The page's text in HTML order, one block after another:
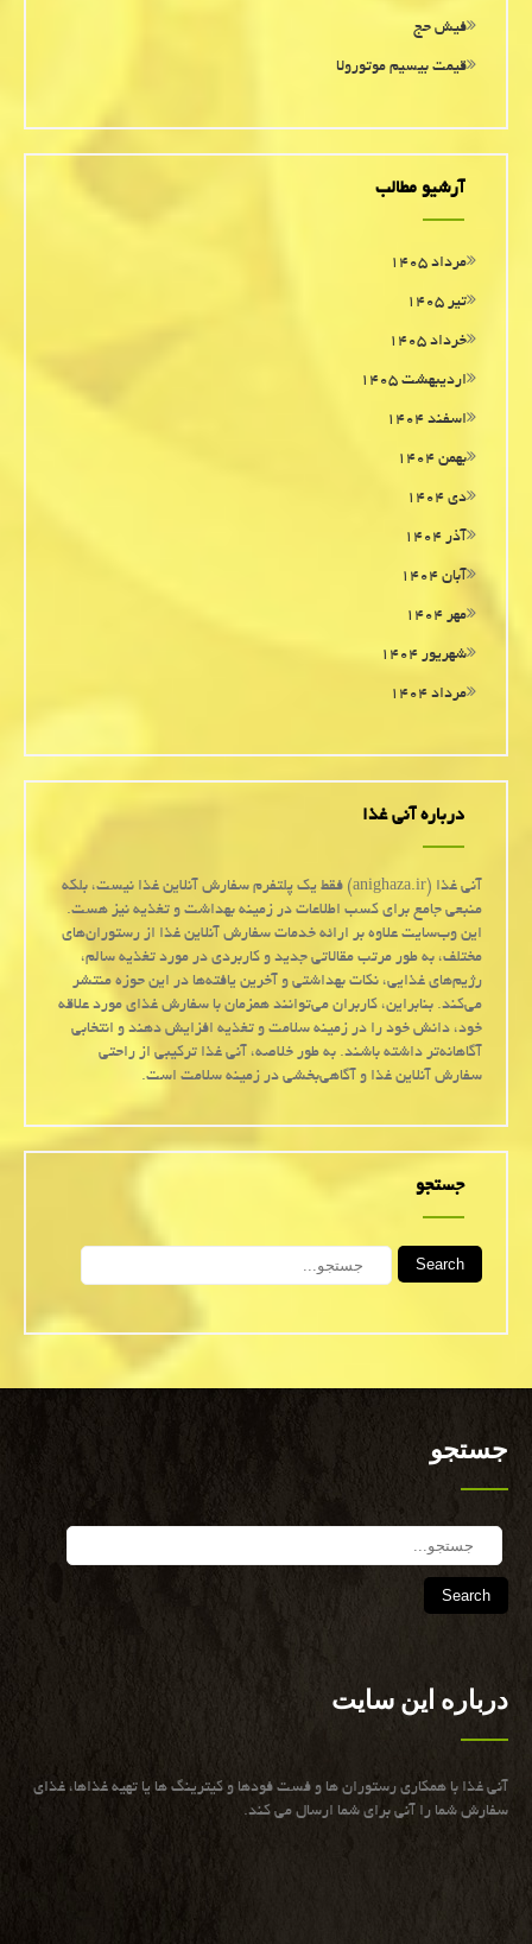
فیش حج
قیمت بیسیم موتورولا
آرشیو مطالب
مرداد ۱۴۰۵
تیر ۱۴۰۵
خرداد ۱۴۰۵
اردیبهشت ۱۴۰۵
اسفند ۱۴۰۴
بهمن ۱۴۰۴
دی ۱۴۰۴
آذر ۱۴۰۴
آبان ۱۴۰۴
مهر ۱۴۰۴
شهریور ۱۴۰۴
مرداد ۱۴۰۴
درباره آنی غذا
آنی غذا (anighaza.ir) فقط یک پلتفرم سفارش آنلاین غذا نیست، بلکه
منبعی جامع برای کسب اطلاعات در زمینه بهداشت و تغذیه نیز هست.
این وب‌سایت علاوه بر ارائه خدمات سفارش آنلاین غذا از رستوران‌های
مختلف، به طور مرتب مقالاتی جدید و کاربردی در مورد تغذیه سالم،
رژیم‌های غذایی، نکات بهداشتی و آخرین یافته‌ها در این حوزه منتشر
می‌کند. بنابراین، کاربران می‌توانند همزمان با سفارش غذای مورد علاقه
خود، دانش خود را در زمینه سلامت و تغذیه افزایش دهند و انتخابی
آگاهانه‌تر داشته باشند. به طور خلاصه، آنی غذا ترکیبی از راحتی
سفارش آنلاین غذا و آگاهی‌بخشی در زمینه سلامت است.
جستجو
Search
جستجو
درباره این سایت
آنی غذا با همكاری رستوران ها و فست فودها و كیترینگ ها یا تهیه غذاها، غذای
سفارش شما را آنی برای شما ارسال می كند.